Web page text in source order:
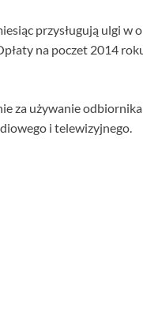
przysługują ulgi w
na poczet 2014
za używanie
i telewizyjnego.